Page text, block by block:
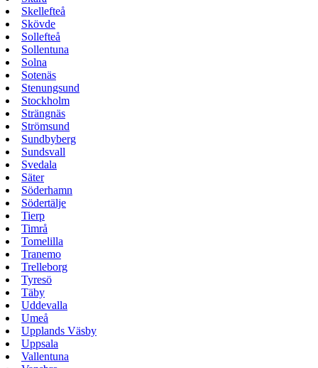
Skellefteå
Skövde
Sollefteå
Sollentuna
Solna
Sotenäs
Stenungsund
Stockholm
Strängnäs
Strömsund
Sundbyberg
Sundsvall
Svedala
Säter
Söderhamn
Södertälje
Tierp
Timrå
Tomelilla
Tranemo
Trelleborg
Tyresö
Täby
Uddevalla
Umeå
Upplands Väsby
Uppsala
Vallentuna